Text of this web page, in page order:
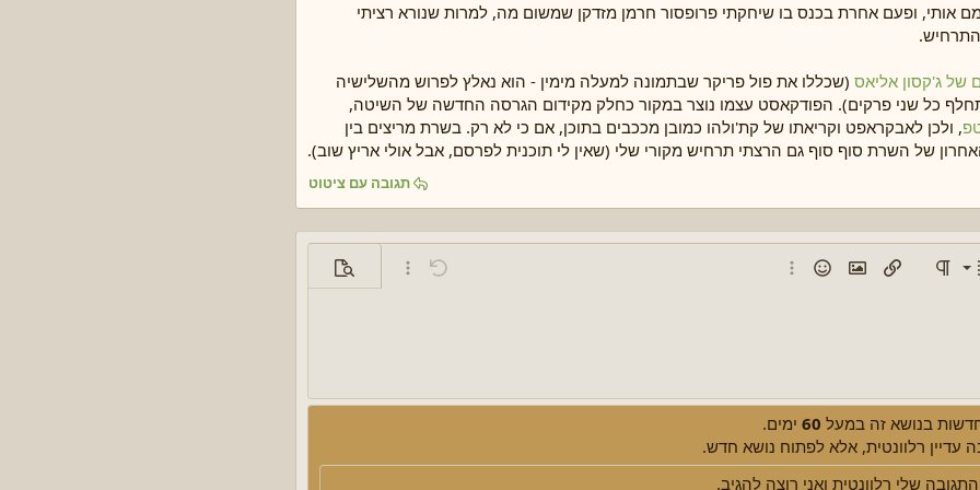
אותי, ופעם אחרת בכנס בו שיחקתי פרופסור חרמן מזדקן שמשום מה, למרות שנורא רציתי
של ג'קסון אליאס (שכללו את פול פריקר שבתמונה למעלה מימין - הוא נאלץ לפרוש מהשלישיה
כל שני פרקים). הפודקאסט עצמו נוצר במקור כחלק מקידום הגרסה החדשה של השיטה,
, ולכן לאבקראפט וקריאתו של קת'ולהו כמובן מככבים בתוכן, אם כי לא רק. בשרת מריצים בין
של השרת סוף סוף גם הרצתי תרחיש מקורי שלי (שאין לי תוכנית לפרסם, אבל אולי אריץ שוב).
תגובה עם ציטוט
ממוספרתטקסט
סגנון פסקההוספת קישור
הוספת תמונה
סמייליםאפשרויות נוספות... ביטול פעולהאפשרויות נוספות...
תצוגה מקדימה
בנושא זה במעל 60 ימים.
עדיין רלוונטית, אלא לפתוח נושא חדש.
שלי רלוונטית ואני רוצה להגיב.